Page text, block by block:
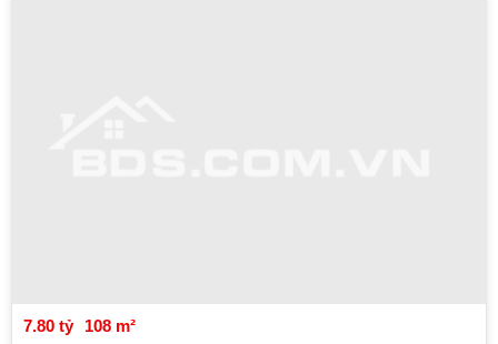
7.80 tỷ 108 m²